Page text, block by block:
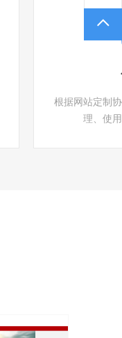
根据网站定制
理、使